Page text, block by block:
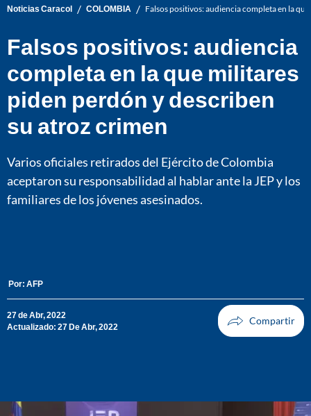
Noticias Caracol / COLOMBIA / Falsos positivos: audiencia completa en la
Falsos positivos: audiencia
completa en la que militares
piden perdón y describen
su atroz crimen
Varios oficiales retirados del Ejército de Colombia
aceptaron su responsabilidad al hablar ante la JEP y los
familiares de los jóvenes asesinados.
Por: AFP
27 de Abr, 2022
Actualizado: 27 De Abr, 2022